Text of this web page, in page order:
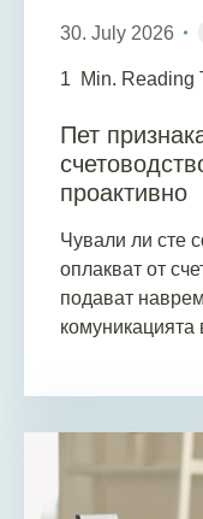
30. July 2026
1 Min. Reading
Пет
проактивно
Чували ли сте
оплакват от
подават